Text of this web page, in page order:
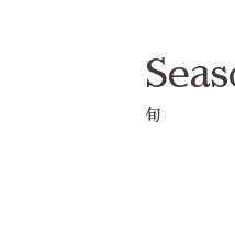
旬